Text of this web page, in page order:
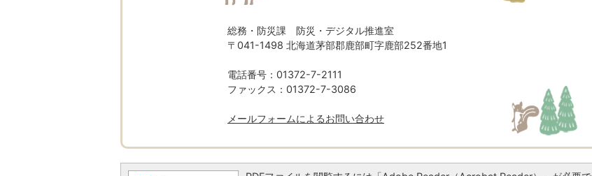
総務・防災課 防災・デジタル推進室
〒041-1498 北海道茅部郡鹿部町字鹿部252番地1
電話番号：01372-7-2111
ファックス：01372-7-3086
メールフォームによるお問い合わせ